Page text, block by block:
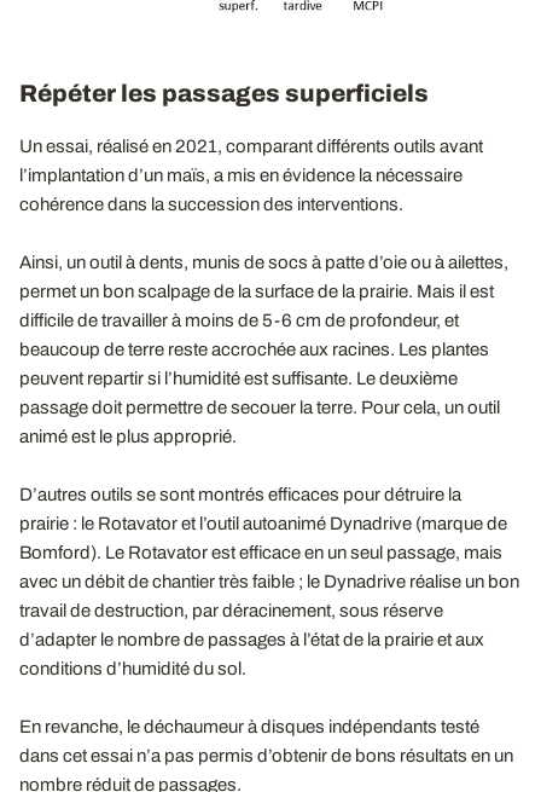
Répéter les passages superficiels
Un essai, réalisé en 2021, comparant différents outils avant
l’implantation d’un maïs, a mis en évidence la nécessaire
cohérence dans la succession des interventions.
Ainsi, un outil à dents, munis de socs à patte d’oie ou à ailettes,
permet un bon scalpage de la surface de la prairie. Mais il est
difficile de travailler à moins de 5-6 cm de profondeur, et
beaucoup de terre reste accrochée aux racines. Les plantes
peuvent repartir si l’humidité est suffisante. Le deuxième
passage doit permettre de secouer la terre. Pour cela, un outil
animé est le plus approprié.
D’autres outils se sont montrés efficaces pour détruire la
prairie : le Rotavator et l’outil autoanimé Dynadrive (marque de
Bomford). Le Rotavator est efficace en un seul passage, mais
avec un débit de chantier très faible ; le Dynadrive réalise un bon
travail de destruction, par déracinement, sous réserve
d’adapter le nombre de passages à l’état de la prairie et aux
conditions d’humidité du sol.
En revanche, le déchaumeur à disques indépendants testé
dans cet essai n’a pas permis d’obtenir de bons résultats en un
nombre réduit de passages.